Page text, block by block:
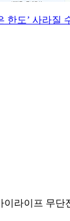
한도’ 사라질
라이프 무단